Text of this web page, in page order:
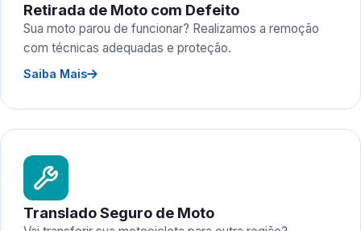
Retirada de Moto com Defeito
Sua moto parou de funcionar? Realizamos a remoção
com técnicas adequadas e proteção.
Saiba Mais
Translado Seguro de Moto